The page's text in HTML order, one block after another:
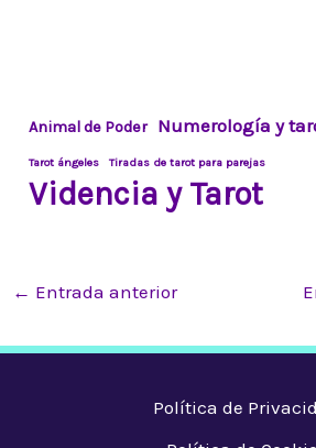
Animal de Poder Numerología y
Tarot ángeles Tiradas de tarot para parejas
Videncia y Tarot
Navegación
entradas
← Entrada anterior
Política de